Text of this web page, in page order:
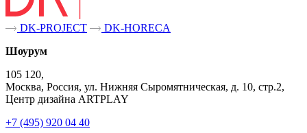
DK-PROJECT
DK-HORECA
Шоурум
105 120,
Москва, Россия, ул. Нижняя Сыромятническая, д. 10, стр.2,
Центр дизайна ARTPLAY
+7 (495) 920 04 40